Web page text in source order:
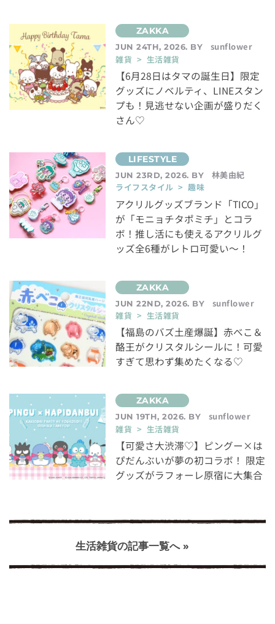
JUN 24TH, 2026. BY
sunflower
雑貨 > 生活雑貨
【6月28日はタマの誕生日】限定
グッズにノベルティ、LINEスタン
プも！見逃せない企画が盛りだく
さん♡
JUN 23RD, 2026. BY
林美由紀
ライフスタイル > 趣味
アクリルグッズブランド「TICO」
が「モニョチタポミチ」とコラ
ボ！推し活にも使えるアクリルグ
ッズ全6種がレトロ可愛い～！
JUN 22ND, 2026. BY
sunflower
雑貨 > 生活雑貨
【福島のバズ土産爆誕】赤べこ＆
酪王がクリスタルシールに！可愛
すぎて思わず集めたくなる♡
JUN 19TH, 2026. BY
sunflower
雑貨 > 生活雑貨
【可愛さ大渋滞♡】ピングー×は
ぴだんぶいが夢の初コラボ！ 限定
グッズがラフォーレ原宿に大集合
生活雑貨の記事一覧へ »